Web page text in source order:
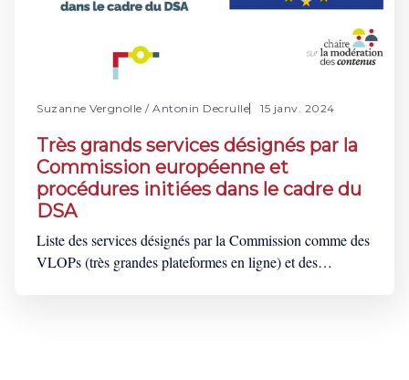
Suzanne Vergnolle / Antonin Decrulle 15 janv. 2024
Très grands services désignés par la
Commission européenne et
procédures initiées dans le cadre du
DSA
Liste des services désignés par la Commission comme des
VLOPs (très grandes plateformes en ligne) et des